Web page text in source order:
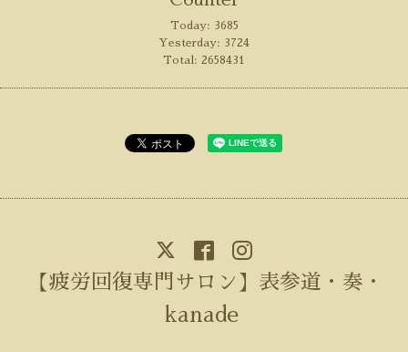
Today: 3685
Yesterday: 3724
Total: 2658431
【疲労回復専門サロン】表参道・奏・
kanade